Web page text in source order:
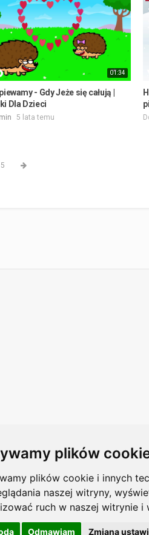
plików
plików cookie i innych
naszej witryny,
ruch w naszej witrynie
Odmawiam Zmiana
01:34
- Gdy Jeże się całują |
Dla Dzieci
5 lata temu
5